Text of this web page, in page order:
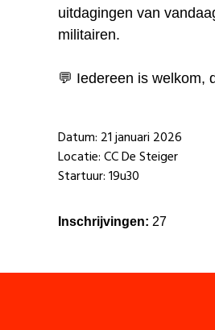
uitdagingen van
militairen.
💬 Iedereen is welkom,
Datum: 21 januari 2026
Locatie: CC De Steiger
Startuur: 19u30
Inschrijvingen: 27